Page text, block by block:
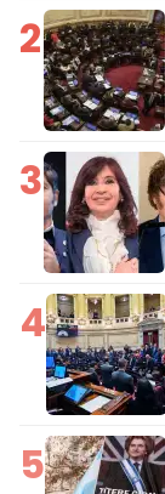
2
3
4
5